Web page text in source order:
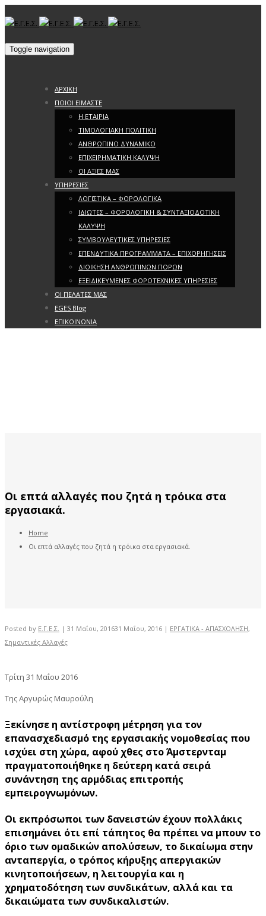
Toggle navigation
ΑΡΧΙΚΗ
ΠΟΙΟΙ ΕΙΜΑΣΤΕ
Η ΕΤΑΙΡΙΑ
ΤΙΜΟΛΟΓΙΑΚΗ ΠΟΛΙΤΙΚΗ
ΑΝΘΡΩΠΙΝΟ ΔΥΝΑΜΙΚΟ
ΕΠΙΧΕΙΡΗΜΑΤΙΚΗ ΚΑΛΥΨΗ
ΟΙ ΑΞΙΕΣ ΜΑΣ
ΥΠΗΡΕΣΙΕΣ
ΛΟΓΙΣΤΙΚΑ – ΦΟΡΟΛΟΓΙΚΑ
ΙΔΙΩΤΕΣ – ΦΟΡΟΛΟΓΙΚΗ & ΣΥΝΤΑΞΙΟΔΟΤΙΚΗ
ΚΑΛΥΨΗ
ΣΥΜΒΟΥΛΕΥΤΙΚΕΣ ΥΠΗΡΕΣΙΕΣ
ΕΠΕΝΔΥΤΙΚΑ ΠΡΟΓΡΑΜΜΑΤΑ – ΕΠΙΧΟΡΗΓΗΣΕΙΣ
ΔΙΟΙΚΗΣΗ ΑΝΘΡΩΠΙΝΩΝ ΠΟΡΩΝ
ΕΞΕΙΔΙΚΕΥΜΕΝΕΣ ΦΟΡΟΤΕΧΝΙΚΕΣ ΥΠΗΡΕΣΙΕΣ
ΟΙ ΠΕΛΑΤΕΣ ΜΑΣ
EGES Blog
ΕΠΙΚΟΙΝΩΝΙΑ
Οι επτά αλλαγές που ζητά η τρόικα στα
εργασιακά.
Home
Οι επτά αλλαγές που ζητά η τρόικα στα εργασιακά.
Posted by Ε.Γ.Ε.Σ. | 31 Μαΐου, 201631 Μαΐου, 2016 | ΕΡΓΑΤΙΚΑ - ΑΠΑΣΧΟΛΗΣΗ,
Σημαντικές Αλλαγές
Τρίτη 31 Μαΐου 2016
Της Αργυρώς Μαυρούλη
Ξεκίνησε η αντίστροφη μέτρηση για τον
επανασχεδιασμό της εργασιακής νομοθεσίας που
ισχύει στη χώρα, αφού χθες στο Άμστερνταμ
πραγματοποιήθηκε η δεύτερη κατά σειρά
συνάντηση της αρμόδιας επιτροπής
εμπειρογνωμόνων.
Οι εκπρόσωποι των δανειστών έχουν πολλάκις
επισημάνει ότι επί τάπητος θα πρέπει να μπουν το
όριο των ομαδικών απολύσεων, το δικαίωμα στην
ανταπεργία, ο τρόπος κήρυξης απεργιακών
κινητοποιήσεων, η λειτουργία και η
χρηματοδότηση των συνδικάτων, αλλά και τα
δικαιώματα των συνδικαλιστών.